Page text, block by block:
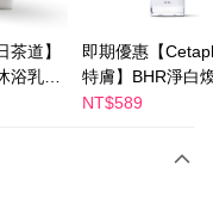
mesej
道】
浴乳
2/19
即期優惠【
特膚】BHR淨白
妝水 150mL 效期
NT$589